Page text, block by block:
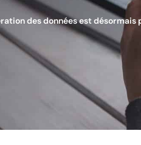
des données est